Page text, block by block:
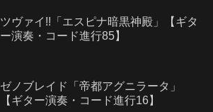
ツヴァイ!!「エスピナ暗黒神殿」【ギタ
ー演奏・コード進行85】
ゼノブレイド「帝都アグニラータ」
【ギター演奏・コード進行16】